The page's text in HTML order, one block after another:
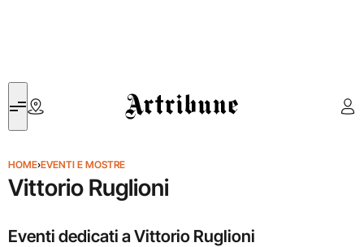
Artribune
HOME›EVENTI E MOSTRE
Vittorio Ruglioni
Eventi dedicati a Vittorio Ruglioni